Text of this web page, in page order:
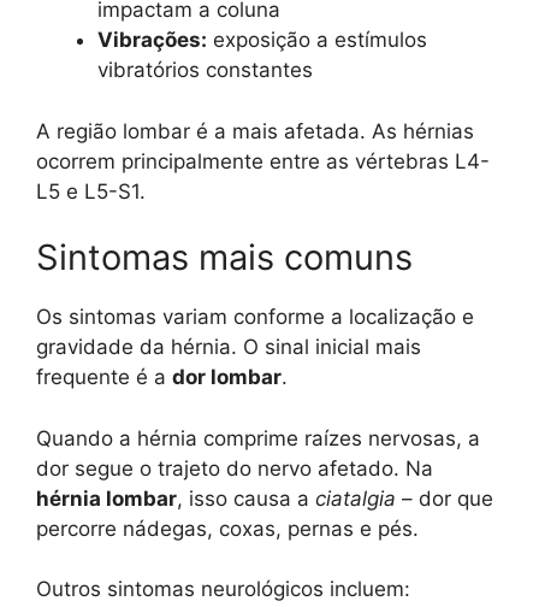
impactam a coluna
Vibrações: exposição a estímulos
vibratórios constantes
A região lombar é a mais afetada. As hérnias
ocorrem principalmente entre as vértebras L4-
L5 e L5-S1.
Sintomas mais comuns
Os sintomas variam conforme a localização e
gravidade da hérnia. O sinal inicial mais
frequente é a dor lombar.
Quando a hérnia comprime raízes nervosas, a
dor segue o trajeto do nervo afetado. Na
hérnia lombar, isso causa a ciatalgia – dor que
percorre nádegas, coxas, pernas e pés.
Outros sintomas neurológicos incluem: